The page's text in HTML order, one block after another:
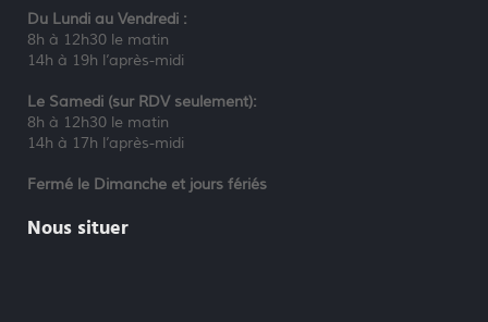
Du Lundi au Vendredi :
8h à 12h30 le matin
14h à 19h l’après-midi
Le Samedi (sur RDV seulement):
8h à 12h30 le matin
14h à 17h l’après-midi
Fermé le Dimanche et jours fériés
Nous situer